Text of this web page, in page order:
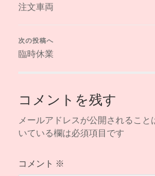
注文車両
次の投稿へ
臨時休業
コメントを残す
メールアドレスが公開されること
いている欄は必須項目です
コメント ※